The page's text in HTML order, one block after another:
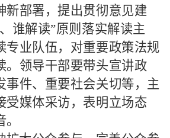
新部署，提出贯彻意见建
谁解读”原则落实解读主
专业队伍，对重要政策法规
。领导干部要带头宣讲政
事件、重要社会关切等，主
受媒体采访，表明立场态